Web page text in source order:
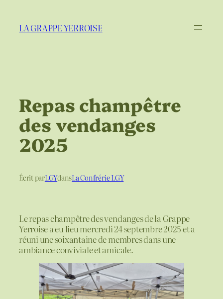
contenu
LA GRAPPE YERROISE
Repas champêtre
des vendanges
2025
Écrit parLGYdansLa Confrérie LGY
Le repas champêtre des vendanges de la Grappe
Yerroise a eu lieu mercredi 24 septembre 2025 et a
réuni une soixantaine de membres dans une
ambiance conviviale et amicale.